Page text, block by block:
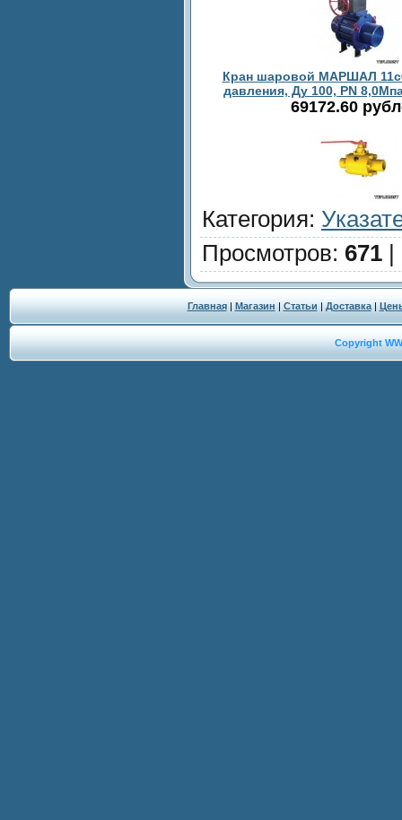
Кран шаровой МАРШАЛ
давления, Ду 100, PN
69172.60
Категория:
Просмотров: 671 |
Главная| Магазин | Статьи | Доставка|
Copyright